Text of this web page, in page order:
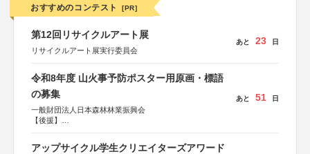
おすすめのコンテスト [PR]
第12回リサイクルアート展
リサイクルアート展実行委員会
あと 23 日
令和8年度 山火事予防ポスター用原画・標語
の募集
一般財団法人日本森林林業振興会
【後援】
会、森林火災対策協会
あと 51 日
アップサイクル学生クリエイターズアワード